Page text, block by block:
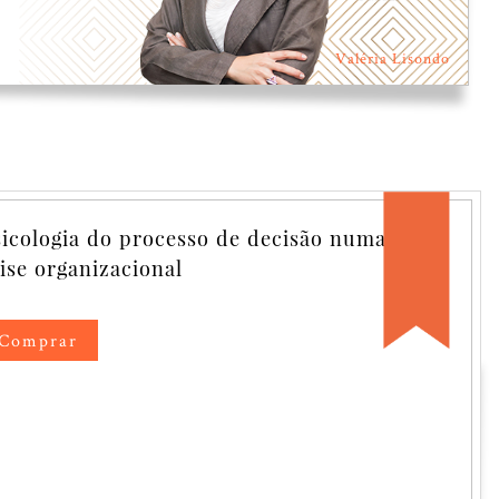
Valéria Lisondo
sem Catástrofe, ou
sem Governança
SEM CATÁSTROFE,
CATÁSTROFE SEM GOVERNANÇA